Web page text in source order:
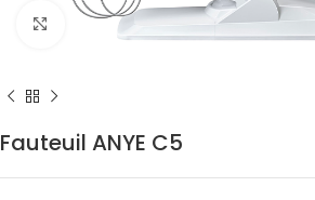
Click to enlarge
Fauteuil ANYE C5